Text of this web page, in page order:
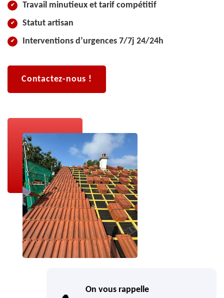
Travail minutieux et tarif compétitif
Statut artisan
Interventions d’urgences 7/7j 24/24h
Contactez-nous !
On vous rappelle